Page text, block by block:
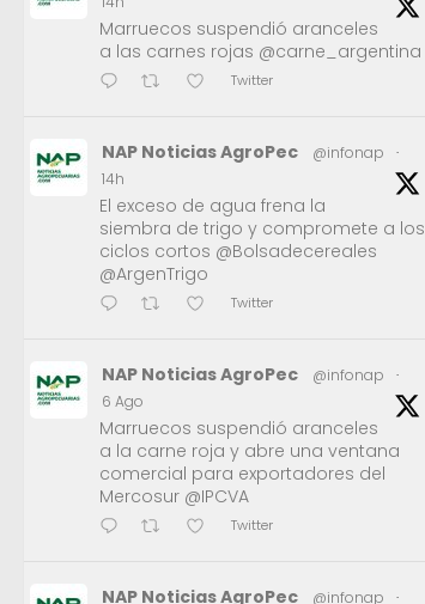
Marruecos suspendió aranceles
a las carnes rojas @carne_argentina
Twitter
NAP Noticias AgroPec @infonap
·
14h
El exceso de agua frena la
siembra de trigo y compromete a los
ciclos cortos @Bolsadecereales
@ArgenTrigo
Twitter
NAP Noticias AgroPec @infonap
·
6 Ago
Marruecos suspendió aranceles
a la carne roja y abre una ventana
comercial para exportadores del
Mercosur @IPCVA
Twitter
NAP Noticias AgroPec @infonap
·